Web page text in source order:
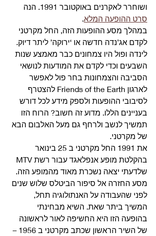
ושוחרר לאקרנים באוקטובר 1991. הנה
סרט ההופעה המלא
במהלך מסע ההופעות הזה, החל מקרטני
לקדם אג’נדה חדשה או ‘ירוקה’ ליתר דיוק.
לינדה ופול היו צמחונים כבר מאמצע שנות
השבעים וכדי לקדם את המודעות לנושאי
הסביבה והצמחונות בחר פול לאפשר
לארגון Friends of the Earth להצטרף
לסיבובי ההופעות ולספק מידע לכל דורש
בעניינים הללו. מדוע זה חשוב? הרוח הזו
תמשיך לנשב ולרחף גם מעל האלבום הבא
של מקרטני.
את 1991 החל מקרטני ב 25 בינואר
שלדעתי יצאה נשכרת מאוד מהמופע הזה.
מסע החזרה אל סיפור הביטלס שלוש שנים
לפני שהעבודה על האנתולוגיה תחל,
המשיך ביתר שאת. השיא מבחינתי
בהופעה הזו היא החשיפה לאור לראשונה
של השיר הראשון שכתב מקרטני ב 1956 –